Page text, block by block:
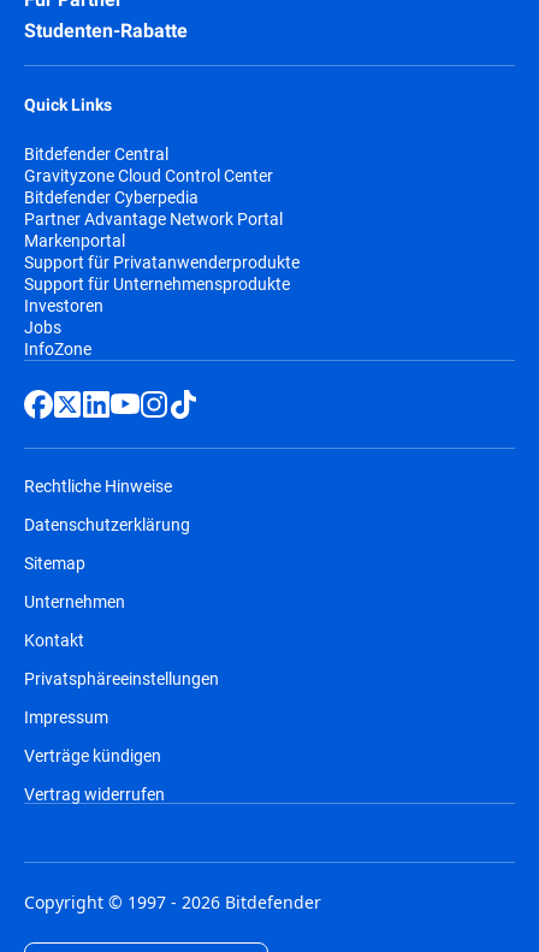
Studenten-Rabatte
Quick Links
Bitdefender Central
Gravityzone Cloud Control Center
Bitdefender Cyberpedia
Partner Advantage Network Portal
Markenportal
Support für Privatanwenderprodukte
Support für Unternehmensprodukte
Investoren
Jobs
InfoZone
Rechtliche Hinweise
Datenschutzerklärung
Sitemap
Unternehmen
Kontakt
Privatsphäreeinstellungen
Impressum
Verträge kündigen
Vertrag widerrufen
Copyright © 1997 - 2026 Bitdefender